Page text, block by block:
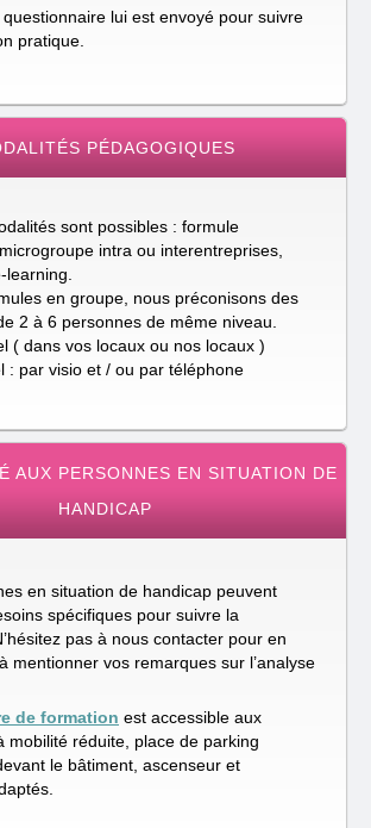
lui est envoyé pour suivre
pratique.
PÉDAGOGIQUES
sont possibles : formule
intra ou interentreprises,
en groupe, nous préconisons des
2 à 6 personnes de même niveau.
( dans vos locaux ou nos locaux )
: par visio et / ou par téléphone
AUX PERSONNES EN SITUATION DE
HANDICAP
en situation de handicap peuvent
spécifiques pour suivre la
pas à nous contacter pour en
mentionner vos remarques sur l’analyse
de formation est accessible aux
mobilité réduite, place de parking
le bâtiment, ascenseur et